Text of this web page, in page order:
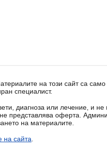
на този сайт са
специалист.
диагноза или лечение, и не
представлява оферта.
на материалите.
на сайта